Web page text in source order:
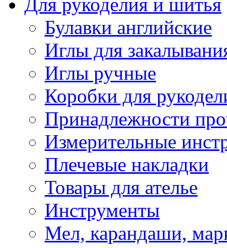
Булавки английские
Иглы для
Иглы ручные
Коробки для
Принадлежности
Измерительные
Плечевые накладки
Товары для ателье
Инструменты
Мел, карандаши,